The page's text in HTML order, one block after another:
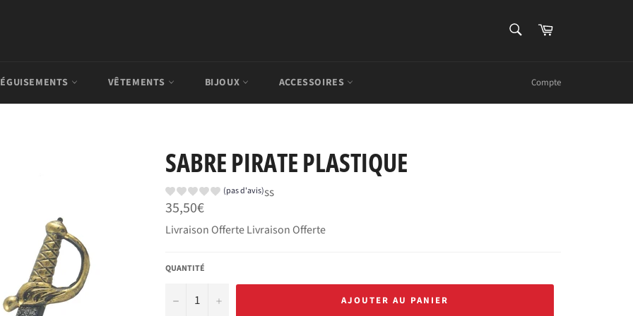
Panier
VÊTEMENTS BIJOUX ACCESSOIRES Compte
SABRE PIRATE PLASTIQUE
(pas d'avis)ss
Prix
régulier
35,50€
Livraison Offerte Livraison Offerte
QUANTITÉ
− + AJOUTER AU PANIER